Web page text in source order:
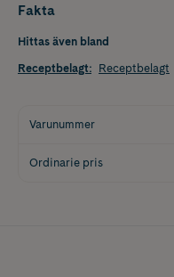
Fakta
Hittas även bland
Receptbelagt: Receptbelagt
Varunummer
Ordinarie pris